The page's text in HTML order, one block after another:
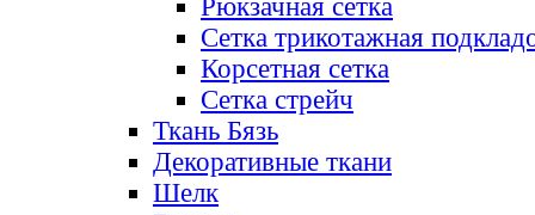
Рюкзачная сетка
Сетка трикотажная
Корсетная сетка
Сетка стрейч
Ткань Бязь
Декоративные ткани
Шелк